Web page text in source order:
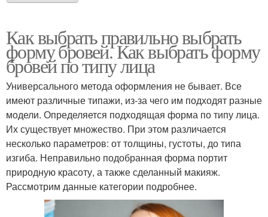
Как выбрать правильно выбрать
форму бровей. Как выбрать форму
бровей по типу лица
Универсального метода оформления не бывает. Все
имеют различные типажи, из-за чего им подходят разные
модели. Определяется подходящая форма по типу лица.
Их существует множество. При этом различается
несколько параметров: от толщины, густоты, до типа
изгиба. Неправильно подобранная форма портит
природную красоту, а также сделанный макияж.
Рассмотрим данные категории подробнее.